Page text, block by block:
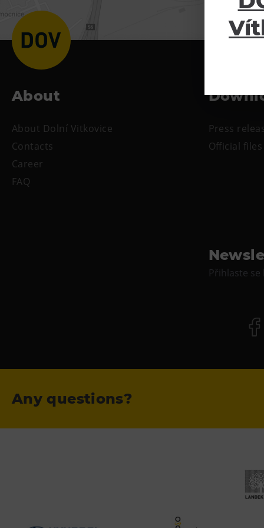
About
About Dolní Vitkovice
Contacts
Career
FAQ
Press
Official files
Přihlaste
Any questions?